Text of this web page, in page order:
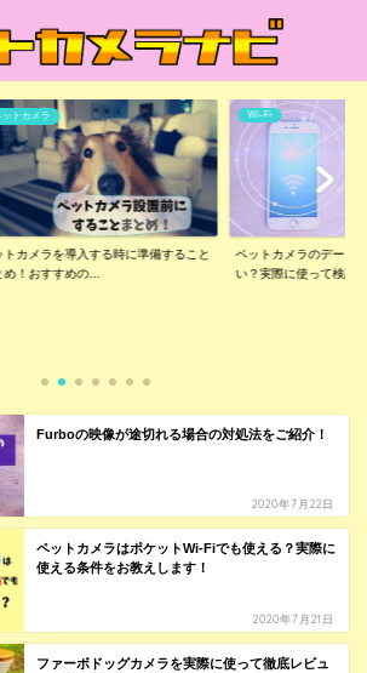
ットカメラ
トカメラを導入する時に準備すること
め！おすすめの...
Wi-Fi
ペットカメラのデータ
い？実際に使って検証...
Furboの映像が途切れる場合の対処法をご紹介！
2020年7月22日
ペットカメラはポケットWi-Fiでも使える？実際に
使える条件をお教えします！
2020年7月21日
ファーボドッグカメラを実際に使って徹底レビュ